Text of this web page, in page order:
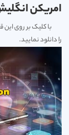
امریکن
را دانلود نمایید.